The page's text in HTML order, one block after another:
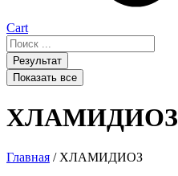
Cart
Search
...Результат
Показать все
ХЛАМИДИОЗ
Главная / ХЛАМИДИОЗ